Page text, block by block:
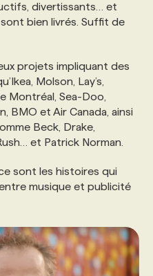
divertissants… et
bien livrés. Suffit de
projets impliquant des
Molson, Lay’s,
Montréal, Sea-Doo,
BMO et Air Canada, ainsi
Beck, Drake,
et Patrick Norman.
sont les histoires qui
musique et publicité